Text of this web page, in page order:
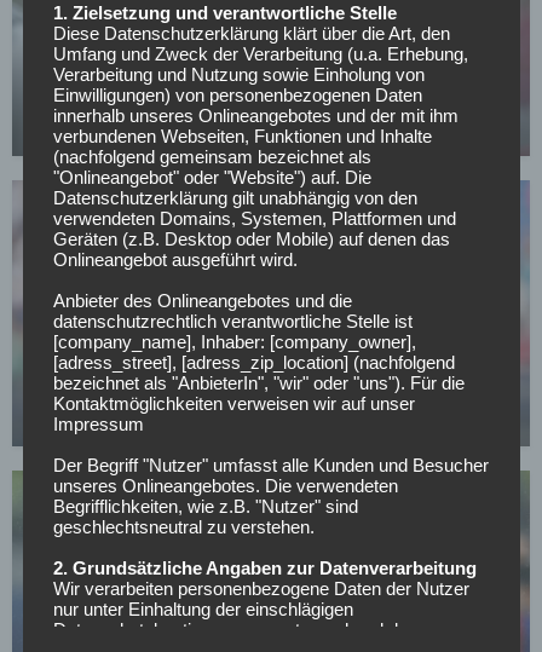
SONSTIGES
All or Nothing: Hearts & Schwolow greifen nach
der Krone
15.05.2026
FC SCHALKE 04
Offiziell: Schalke verlängert langfristig mit
Vereinslegende
07.05.2026
FC SCHALKE 04
1. Zielsetzung und verantwortliche Stelle
Diese Datenschutzerklärung klärt über die Art, den
Umfang und Zweck der Verarbeitung (u.a. Erhebung,
Verarbeitung und Nutzung sowie Einholung von
Einwilligungen) von personenbezogenen Daten
innerhalb unseres Onlineangebotes und der mit ihm
verbundenen Webseiten, Funktionen und Inhalte
(nachfolgend gemeinsam bezeichnet als
"Onlineangebot" oder "Website") auf. Die
Datenschutzerklärung gilt unabhängig von den
verwendeten Domains, Systemen, Plattformen und
Geräten (z.B. Desktop oder Mobile) auf denen das
Onlineangebot ausgeführt wird.
Anbieter des Onlineangebotes und die
datenschutzrechtlich verantwortliche Stelle ist
[company_name], Inhaber: [company_owner],
[adress_street], [adress_zip_location] (nachfolgend
bezeichnet als "AnbieterIn", "wir" oder "uns"). Für die
Kontaktmöglichkeiten verweisen wir auf unser
Impressum
Der Begriff "Nutzer" umfasst alle Kunden und Besucher
unseres Onlineangebotes. Die verwendeten
Begrifflichkeiten, wie z.B. "Nutzer" sind
geschlechtsneutral zu verstehen.
2. Grundsätzliche Angaben zur Datenverarbeitung
Wir verarbeiten personenbezogene Daten der Nutzer
nur unter Einhaltung der einschlägigen
Datenschutzbestimmungen entsprechend den